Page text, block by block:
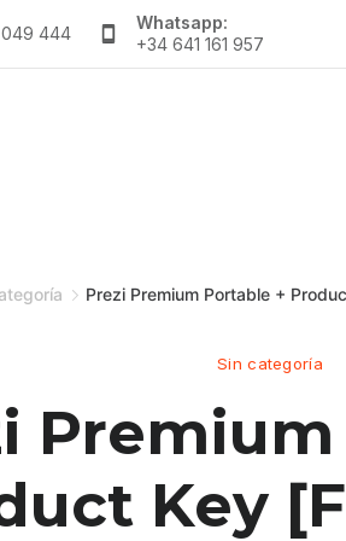
444
Whatsapp:
+34 641 161 957
Prezi Premium Portable +
Sin categoría
Key